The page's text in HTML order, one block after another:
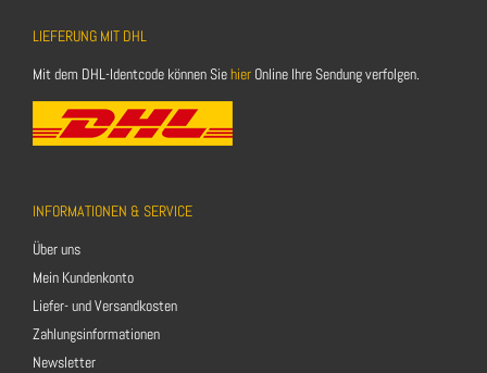
LIEFERUNG MIT DHL
Mit dem DHL-Identcode können Siehier Online Ihre Sendung verfolgen.
INFORMATIONEN & SERVICE
Über uns
Mein Kundenkonto
Liefer- und Versandkosten
Zahlungsinformationen
Newsletter